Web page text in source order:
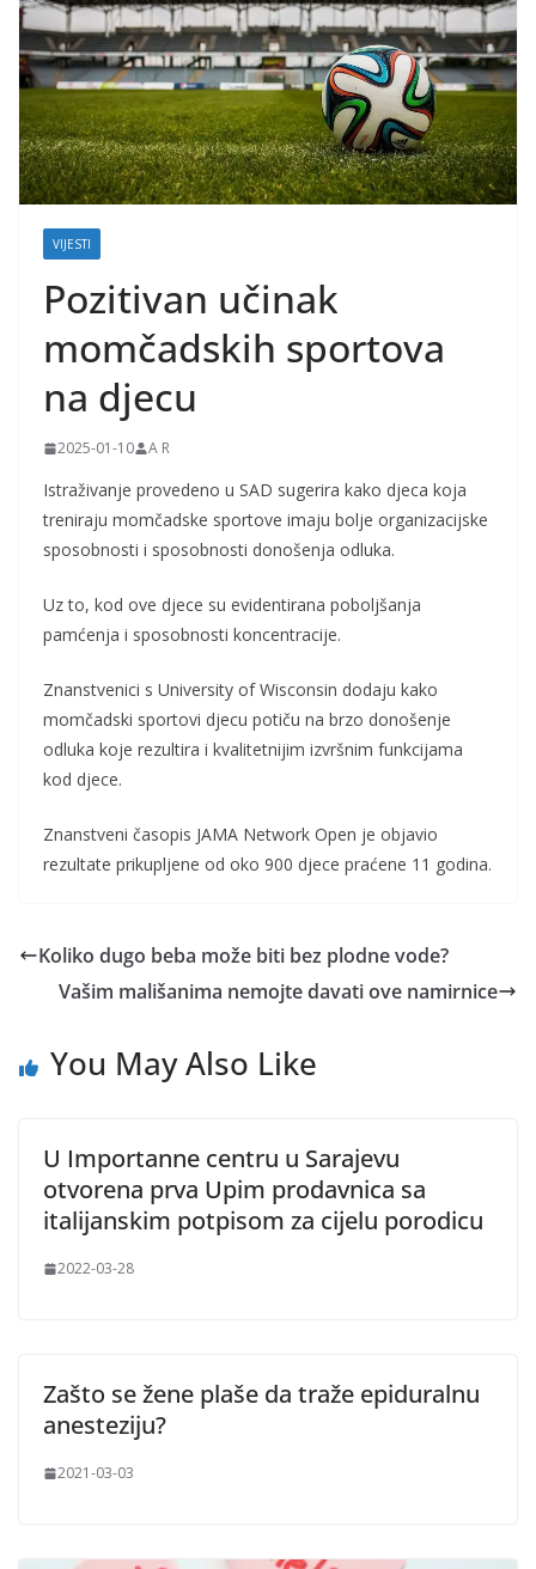
j
k
e
i
t
r
n
c
e
VIJESTI
Pozitivan učinak
momčadskih sportova
na djecu
2025-01-10 A R
Istraživanje provedeno u SAD sugerira kako djeca koja
treniraju momčadske sportove imaju bolje organizacijske
sposobnosti i sposobnosti donošenja odluka.
Uz to, kod ove djece su evidentirana poboljšanja
pamćenja i sposobnosti koncentracije.
Znanstvenici s University of Wisconsin dodaju kako
momčadski sportovi djecu potiču na brzo donošenje
odluka koje rezultira i kvalitetnijim izvršnim funkcijama
kod djece.
Znanstveni časopis JAMA Network Open je objavio
rezultate prikupljene od oko 900 djece praćene 11 godina.
Koliko dugo beba može biti bez plodne vode?
Vašim mališanima nemojte davati ove namirnice
You May Also Like
U Importanne centru u Sarajevu
otvorena prva Upim prodavnica sa
italijanskim potpisom za cijelu porodicu
2022-03-28
Zašto se žene plaše da traže epiduralnu
anesteziju?
2021-03-03